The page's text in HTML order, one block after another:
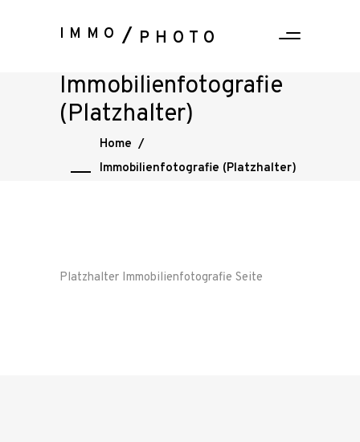
IMMO PHOTO
Immobilienfotografie
(Platzhalter)
Home /
Immobilienfotografie (Platzhalter)
Platzhalter Immobilienfotografie Seite